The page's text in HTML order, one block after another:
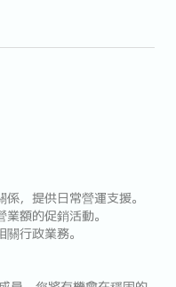
，提供日常營運支援。
額的促銷活動。
行政業務。